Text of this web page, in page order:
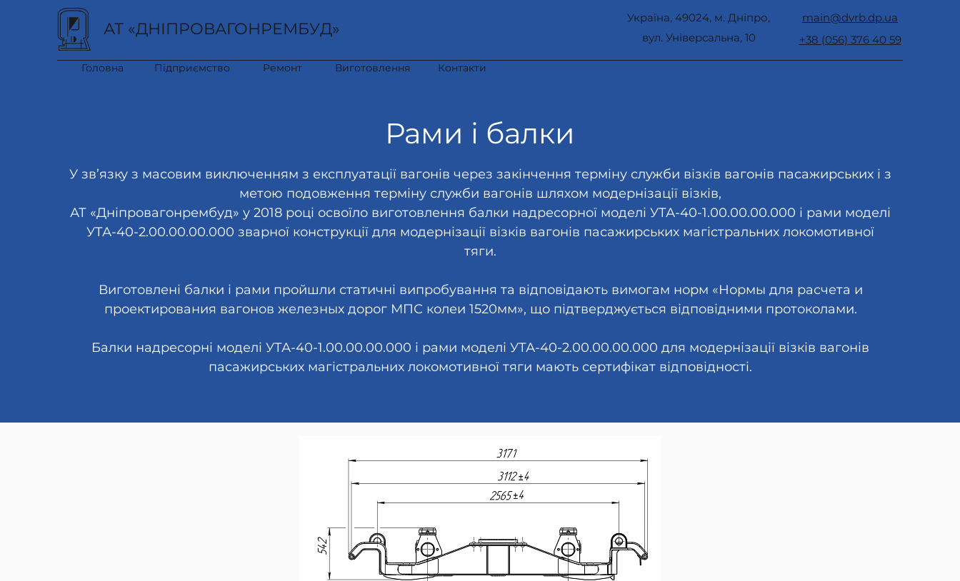
АТ «ДНІПРОВАГОНРЕМБУД»
main@dvrb.dp.ua
Україна, 49024, м. Дніпро,
вул. Універсальна, 10
+38 (056) 376 40 59
Головна Підприємство Ремонт Виготовлення Контакти
Рами і балки
У зв’язку з масовим виключенням з експлуатації вагонів через закінчення терміну служби візків вагонів пасажирських і з
метою подовження терміну служби вагонів шляхом модернізації візків,
АТ «Дніпровагонрембуд» у 2018 році освоїло виготовлення балки надресорної моделі УТА-40-1.00.00.00.000 і рами моделі
УТА-40-2.00.00.00.000 зварної конструкції для модернізації візків вагонів пасажирських магістральних локомотивної
тяги.
Виготовлені балки і рами пройшли статичні випробування та відповідають вимогам норм «Нормы для расчета и
проектирования вагонов железных дорог МПС колеи 1520мм», що підтверджується відповідними протоколами.
Балки надресорні моделі УТА-40-1.00.00.00.000 і рами моделі УТА-40-2.00.00.00.000 для модернізації візків вагонів
пасажирських магістральних локомотивної тяги мають сертифікат відповідності.